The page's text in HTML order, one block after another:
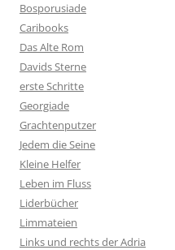
Bosporusiade
Caribooks
Das Alte Rom
Davids Sterne
erste Schritte
Georgiade
Grachtenputzer
Jedem die Seine
Kleine Helfer
Leben im Fluss
Liderbücher
Limmateien
Links und rechts der Adria